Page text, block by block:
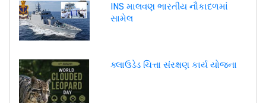
INS માલવણ ભારતીય નૌકાદળમાં
સામેલ
ક્લાઉડેડ ચિત્તા સંરક્ષણ કાર્ય યોજના